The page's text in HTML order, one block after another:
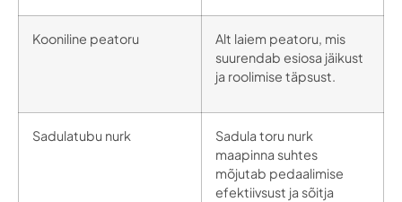
Kooniline peatoru
Alt laiem peatoru, mis
suurendab esiosa jäikust
ja roolimise täpsust.
Sadulatubu nurk
Sadula toru nurk
maapinna suhtes
mõjutab pedaalimise
efektiivsust ja sõitja